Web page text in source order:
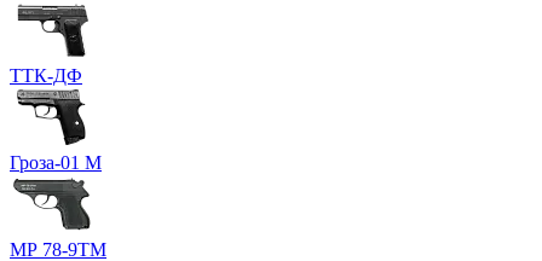
ТТК-ДФ
Гроза-01 М
МР 78-9ТМ